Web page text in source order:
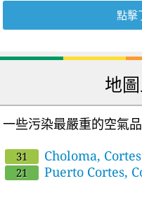
點擊
地
一些污染最嚴重的空氣
31
Choloma,
Honduras/CIPOTES
21
Puerto Cortes,